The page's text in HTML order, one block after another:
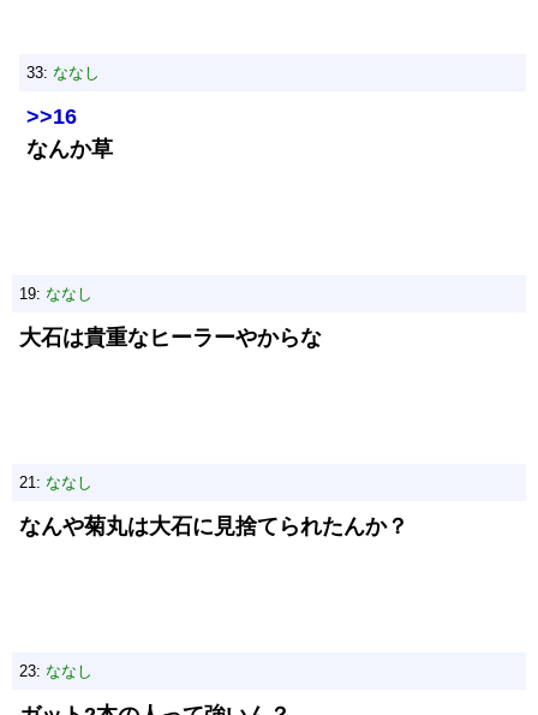
33: ななし
>>16
なんか草
19: ななし
大石は貴重なヒーラーやからな
21: ななし
なんや菊丸は大石に見捨てられたんか？
23: ななし